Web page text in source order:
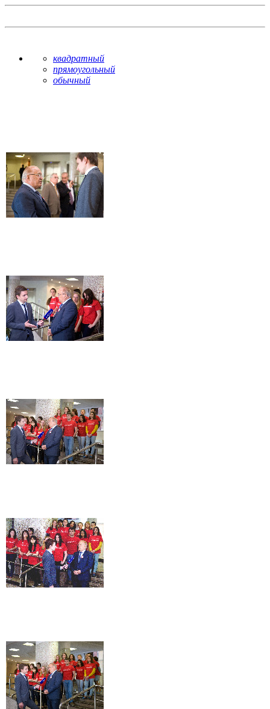
квадратный
прямоугольный
обычный